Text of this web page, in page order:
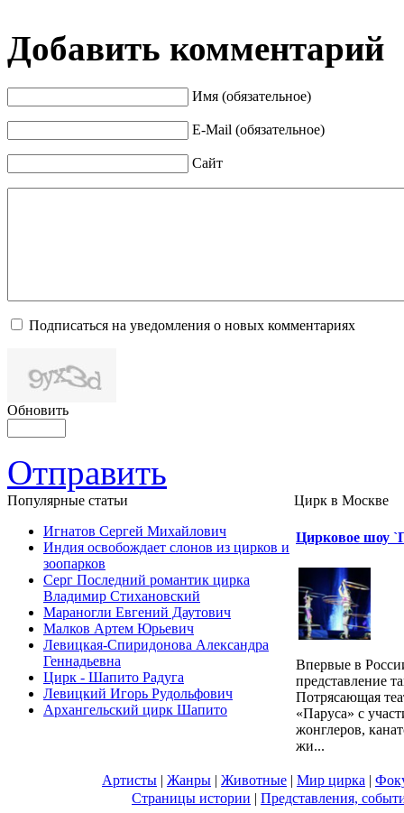
Добавить комментарий
Имя (обязательное)
E-Mail (обязательное)
Сайт
Подписаться на уведомления о новых комментариях
Обновить
Отправить
Популярные cтатьи
Игнатов Сергей Михайлович
Индия освобождает слонов из цирков и
зоопарков
Серг Последний романтик цирка
Владимир Стихановский
Мараногли Евгений Даутович
Малков Артем Юрьевич
Левицкая-Спиридонова Александра
Геннадьевна
Цирк - Шапито Радуга
Левицкий Игорь Рудольфович
Архангельский цирк Шапито
Цирк в Москве
Цирковое шоу
Впервые в
представление
Потрясающая
«Паруса» с
жонглеров,
жи...
Артисты | Жанры | Животные | Мир цирка |
Страницы истории | Представления,